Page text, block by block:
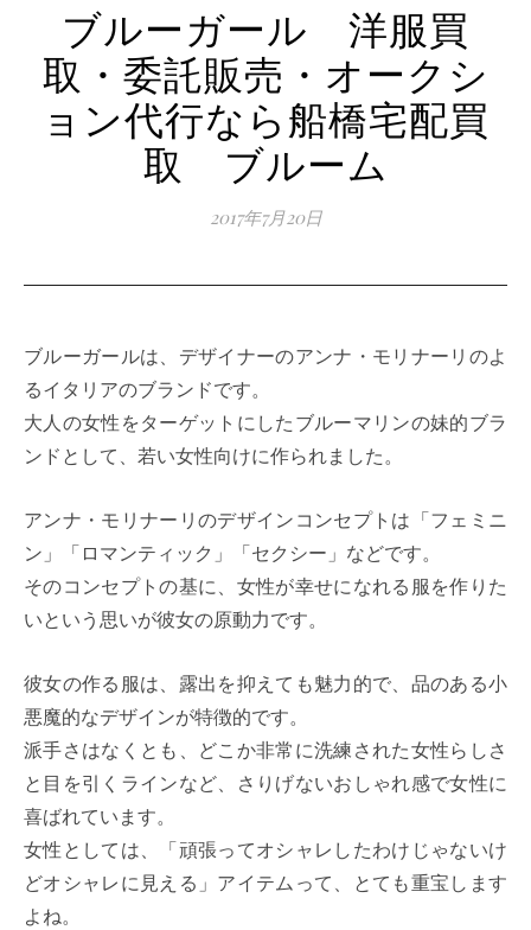
ブルーガール 洋服買
取・委託販売・オークシ
ョン代行なら船橋宅配買
取 ブルーム
2017年7月20日
ブルーガールは、デザイナーのアンナ・モリナーリのよ
るイタリアのブランドです。
大人の女性をターゲットにしたブルーマリンの妹的ブラ
ンドとして、若い女性向けに作られました。
アンナ・モリナーリのデザインコンセプトは「フェミニ
ン」「ロマンティック」「セクシー」などです。
そのコンセプトの基に、女性が幸せになれる服を作りた
いという思いが彼女の原動力です。
彼女の作る服は、露出を抑えても魅力的で、品のある小
悪魔的なデザインが特徴的です。
派手さはなくとも、どこか非常に洗練された女性らしさ
と目を引くラインなど、さりげないおしゃれ感で女性に
喜ばれています。
女性としては、「頑張ってオシャレしたわけじゃないけ
どオシャレに見える」アイテムって、とても重宝します
よね。